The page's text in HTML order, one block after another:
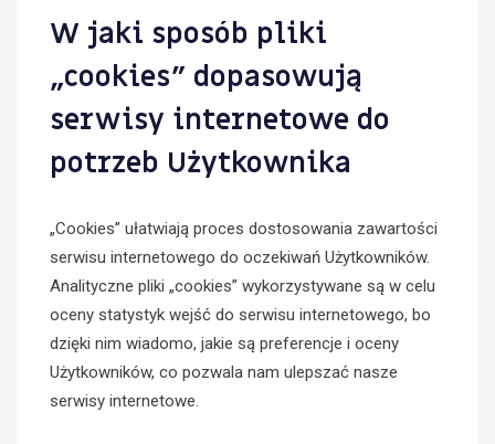
W jaki sposób pliki
„cookies” dopasowują
serwisy internetowe do
potrzeb Użytkownika
„Cookies” ułatwiają proces dostosowania zawartości
serwisu internetowego do oczekiwań Użytkowników.
Analityczne pliki „cookies” wykorzystywane są w celu
oceny statystyk wejść do serwisu internetowego, bo
dzięki nim wiadomo, jakie są preferencje i oceny
Użytkowników, co pozwala nam ulepszać nasze
serwisy internetowe.